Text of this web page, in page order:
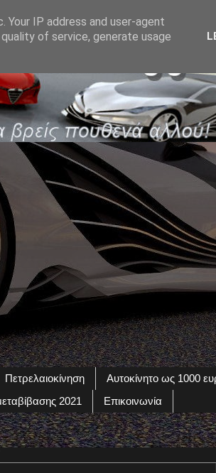
Πετρελαιοκίνηση
Αυτοκίνητο ως 1000
2021 Επικοινωνία
IP address and user-agent
of service, generate usage